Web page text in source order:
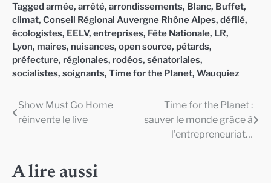
Tagged armée, arrêté, arrondissements, Blanc, Buffet,
climat, Conseil Régional Auvergne Rhône Alpes, défilé,
écologistes, EELV, entreprises, Fête Nationale, LR,
Lyon, maires, nuisances, open source, pétards,
préfecture, régionales, rodéos, sénatoriales,
socialistes, soignants, Time for the Planet, Wauquiez
Navigation
Show Must Go Home
réinvente le live
Time for the Planet :
sauver le monde grâce à
l’entrepreneuriat…
A lire aussi